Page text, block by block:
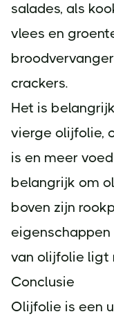
salades, als
vlees en
crackers.
Het is
vierge olijfolie,
is en meer
belangrijk om
boven zijn
eigenschappen
van olijfolie ligt
Conclusie
Olijfolie is een